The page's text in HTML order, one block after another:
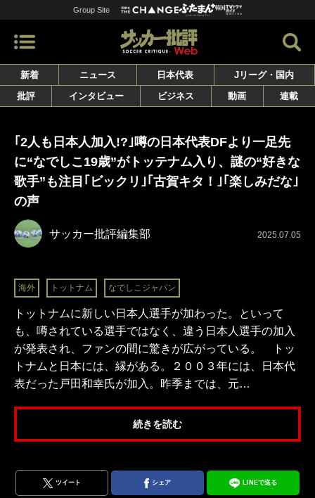
Group Site
新着 ニュース 日本代表
Jリーグ・国内
批評
インタビュー ビジネス 動画 連載
｢2人も日本人加入!?｣噂の日本代表DFより一足先
に“なでしこ19歳”がトッテナム入り、謎の“好きな
歌手”も注目｢ビックリ｣｢古賀キタ！｣｢楽しみだな｣
の声
サッカー批評編集部 2025.07.05
海外 トットナム なでしこジャパン
トットナムに新しい日本人選手が加わった。といって
も、噂されている選手ではなく、違う日本人選手の加入
が発表され、ファンの間に驚きが広がっている。 トッ
トナムと日本には、縁がある。２００３年には、日本代
表だった戸田和幸氏が加入。昨季までは、元…
続きを読む
ツイート シェア LINEで送る